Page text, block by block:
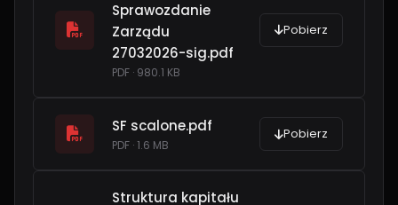
Sprawozdanie
Zarządu
27032026-sig.pdf
PDF · 980.1 KB
Pobierz
SF scalone.pdf
PDF · 1.6 MB
Pobierz
Struktura kapitału